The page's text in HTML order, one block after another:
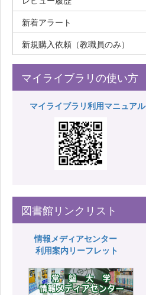
新着アラート
新規購入依頼（教職員のみ）
マイライブラリの使い方
マイライブラリ利用マニュアル
図書館リンクリスト
情報メディアセンター
利用案内リーフレット